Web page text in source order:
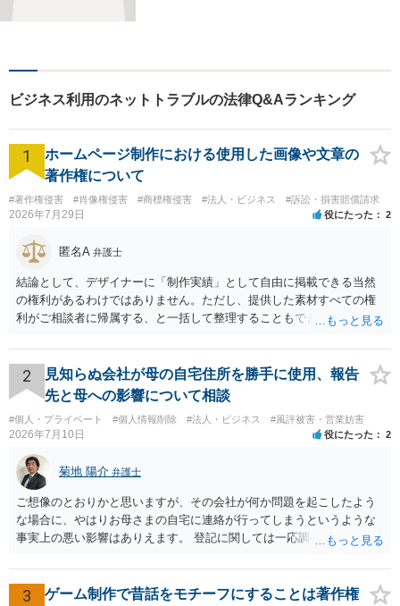
が解決することはありませ
ん。 お気軽にご相談くださ
い。
ビジネス利用のネットトラブルの法律Q&Aランキング
1
ホームページ制作における使用した画像や文章の
著作権について
#著作権侵害 #肖像権侵害 #商標権侵害 #法人・ビジネス #訴訟・損害賠償請求
2026年7月29日 役にたった 2
匿名A 弁護士
結論として、デザイナーに「制作実績」として自由に掲載できる当然
の権利があるわけではありません。ただし、提供した素材すべての権
利がご相談者に帰属する、と一括して整理することもできません。 ご
身が著作権者です。 他方、ブランド名、文字主体のロゴ、商品情報、
短いキャッチコピー、販売コンセプトなどは、通常、著作物には当た
りません。ただし、ロゴに独自の図形やイラスト等が含まれる場合に
は、その表現部分が著作物となる可能性があります。 また、人物写真
の著作権は撮影者に、肖像に関する権利は被写体本人に帰属します
（著作権法2条・17条）。 ウェブサイト全体に当然に著作権が生じる
わけではありません。デザイナーが独自に制作したイラストやバナー
等は別として、一般的なレイアウトや配色、依頼者から提供された素
材を希望に沿って配置した部分には、通常、著作物性は認められにく
いと考えられます。仮に具体的な画面構成の一部に創作性が認められ
ても、その権利は当該部分に限られ、ご相談者の写真や文章等を制作
実績として掲載する権限まで当然に生じるものではありません。 もっ
とも、契約書がなくても、見積書、メール、利用規約等に実績掲載へ
の同意があれば別です。また、単に制作を担当した事実を記載した
り、公開中のサイトへリンクしたりする行為まで当然に禁止できると
2
見知らぬ会社が母の自宅住所を勝手に使用、報告
先と母への影響について相談
#個人・プライベート #個人情報削除 #法人・ビジネス #風評被害・営業妨害
2026年7月10日 役にたった 2
菊地 陽介 弁護士
ご想像のとおりかと思いますが、その会社が何か問題を起こしたよう
な場合に、やはりお母さまの自宅に連絡が行ってしまうというような
事実上の悪い影響はありえます。 登記に関しては一応調べておいた方
が、登記情報提供サービスでインターネット上でも会社の登記の情報
を閲覧することができます。 Googleに関してはしつこく削除申請をす
3
ゲーム制作で昔話をモチーフにすることは著作権